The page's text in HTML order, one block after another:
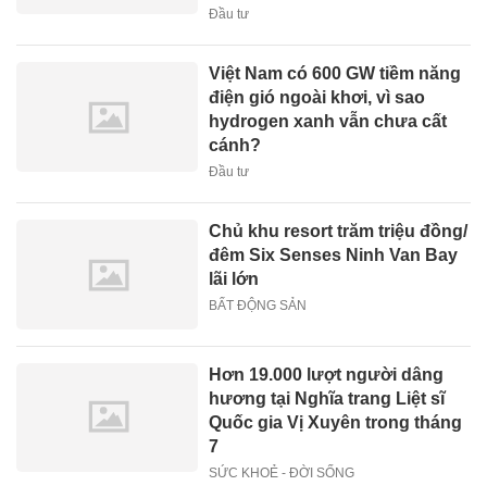
Đầu tư
Việt Nam có 600 GW tiềm năng
điện gió ngoài khơi, vì sao
hydrogen xanh vẫn chưa cất
cánh?
Đầu tư
Chủ khu resort trăm triệu đồng/
đêm Six Senses Ninh Van Bay
lãi lớn
BẤT ĐỘNG SẢN
Hơn 19.000 lượt người dâng
hương tại Nghĩa trang Liệt sĩ
Quốc gia Vị Xuyên trong tháng
7
SỨC KHOẺ - ĐỜI SỐNG